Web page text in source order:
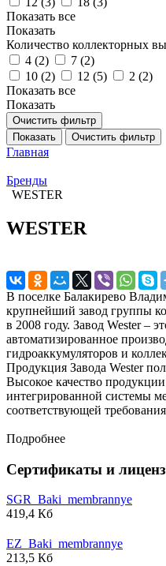
Показать все
Показать
Количество коллекторных
4 (2) 7 (2)
10 (2) 12 (5) 2 (2)
Показать все
Показать
Очистить фильтр
Показать
Очистить фильтр
Главная
Бренды
WESTER
WESTER
В поселке Балакирево
крупнейший завод группы
в 2008 году. Завод Wester –
автоматизированное
гидроаккумуляторов и
Продукция Завода Wester
Высокое качество
интегрированной системы
соответствующей
Подробнее
Сертификаты и
SGR_Baki_membrannye
419,4 Кб
EZ_Baki_membrannye
213,5 Кб